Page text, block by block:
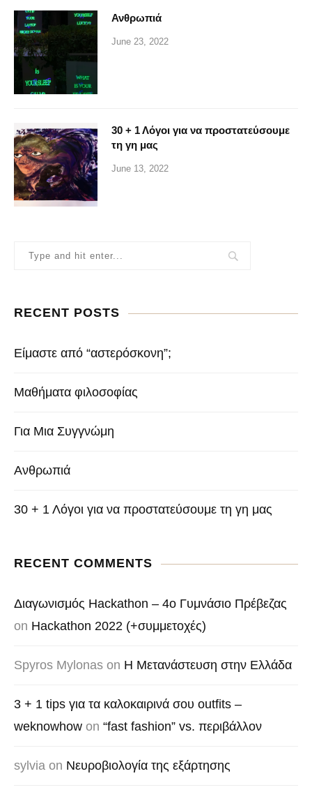
Ανθρωπιά
June 23, 2022
30 + 1 Λόγοι για να προστατεύσουμε
τη γη μας
June 13, 2022
RECENT POSTS
Είμαστε από “αστερόσκονη”;
Μαθήματα φιλοσοφίας
Για Μια Συγγνώμη
Ανθρωπιά
30 + 1 Λόγοι για να προστατεύσουμε τη γη μας
RECENT COMMENTS
Διαγωνισμός Hackathon – 4o Γυμνάσιο Πρέβεζας
on Hackathon 2022 (+συμμετοχές)
Spyros Mylonas on Η Μετανάστευση στην Ελλάδα
3 + 1 tips για τα καλοκαιρινά σου outfits –
weknowhow on “fast fashion” vs. περιβάλλον
sylvia on Νευροβιολογία της εξάρτησης